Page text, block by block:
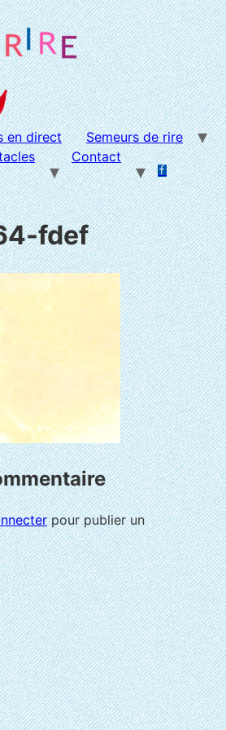
en direct
Semeurs de rire
Contact
f
fdef
pour publier un